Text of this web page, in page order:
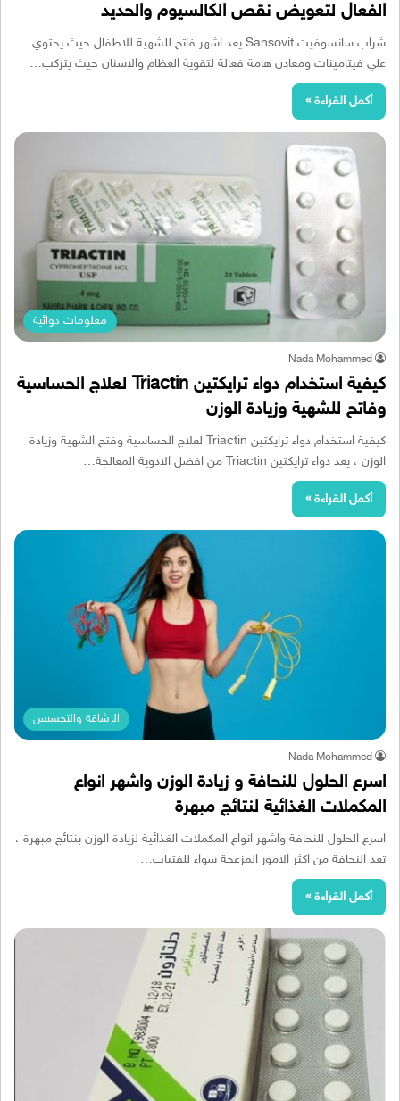
الفعال لتعويض نقص الكالسيوم والحديد
شراب سانسوفيت Sansovit يعد اشهر فاتح للشهية للاطفال حيث يحتوي
علي فيتامينات ومعادن هامة فعالة لتقوية العظام والاسنان حيث يتركب…
أكمل القراءة »
معلومات دوائية
Nada Mohammed
كيفية استخدام دواء ترايكتين Triactin لعلاج الحساسية
وفاتح للشهية وزيادة الوزن
كيفية استخدام دواء ترايكتين Triactin لعلاج الحساسية وفتح الشهية وزيادة
الوزن ، يعد دواء ترايكتين Triactin من افضل الادوية المعالجة…
أكمل القراءة »
الرشاقة والتخسيس
Nada Mohammed
اسرع الحلول للنحافة و زيادة الوزن واشهر انواع
المكملات الغذائية لنتائج مبهرة
اسرع الحلول للنحافة واشهر انواع المكملات الغذائية لزيادة الوزن بنتائج مبهرة ،
تعد النحافة من اكثر الامور المزعجة سواء للفتيات…
أكمل القراءة »